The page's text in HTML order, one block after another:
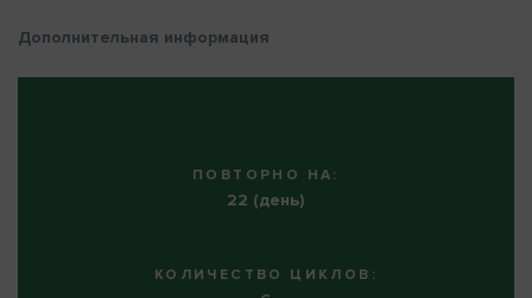
Дополнительная информация
ПОВТОРНО НА:
22 (день)
КОЛИЧЕСТВО ЦИКЛОВ: